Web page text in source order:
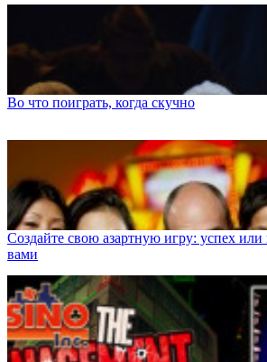
Во что поиграть, когда скучно
Создайте свою азартную игру: успех или
вами